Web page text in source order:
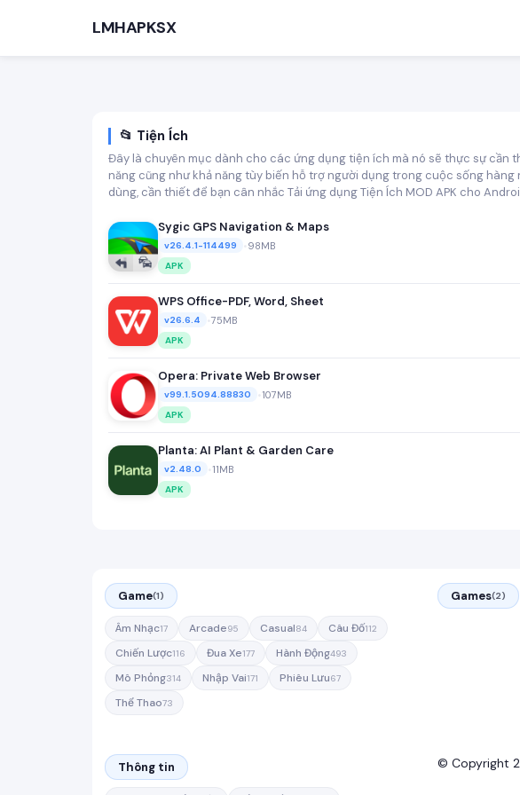
TÌM KIẾM PHỔ BIẾN
LMHAPKSX
📂 Tiện Ích
Đây là chuyên mục dành cho các ứng dụng tiện ích mà nó sẽ thực sự cần
năng cũng như khả năng tùy biến hỗ trợ người dụng trong cuộc sống
dùng, cần thiết để bạn cân nhắc Tải ứng dụng Tiện Ích MOD APK cho
Sygic GPS Navigation & Maps
v26.4.1-114499 98MB
APK
WPS Office-PDF, Word, Sheet
v26.6.4 75MB
APK
Opera: Private Web Browser
v99.1.5094.88830 107MB
APK
Planta: AI Plant & Garden Care
v2.48.0 11MB
APK
Game(1)
Âm Nhạc17 Arcade95 Casual84 Câu Đố112
Chiến Lược116 Đua Xe177 Hành Động493
Mô Phỏng314 Nhập Vai171 Phiêu Lưu67
Thể Thao73
Games(2)
Thông tin © Copyright